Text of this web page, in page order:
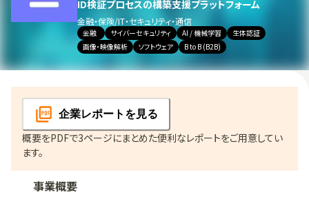
ID検証プロセスの構築支援プラットフォーム
金融・保険/IT・セキュリティ・通信
金融 サイバーセキュリティ AI / 機械学習
生体認証
画像・映像解析
ソフトウェア B to B (B2B)
企業レポート を見る
概要をPDFで3ページにまとめた便利なレポートをご用意してい
ます。
事業概要